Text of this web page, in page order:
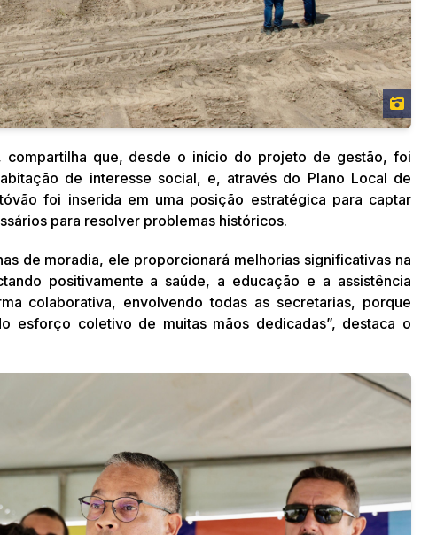
que, desde o início do projeto de gestão, foi
de interesse social, e, através do Plano Local de
foi inserida em uma posição estratégica para captar
para resolver problemas históricos.
de moradia, ele proporcionará melhorias significativas na
positivamente a saúde, a educação e a assistência
colaborativa, envolvendo todas as secretarias, porque
esforço coletivo de muitas mãos dedicadas”, destaca o